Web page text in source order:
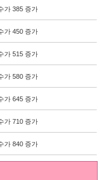
가 385 증가
가 450 증가
가 515 증가
가 580 증가
가 645 증가
가 710 증가
가 840 증가